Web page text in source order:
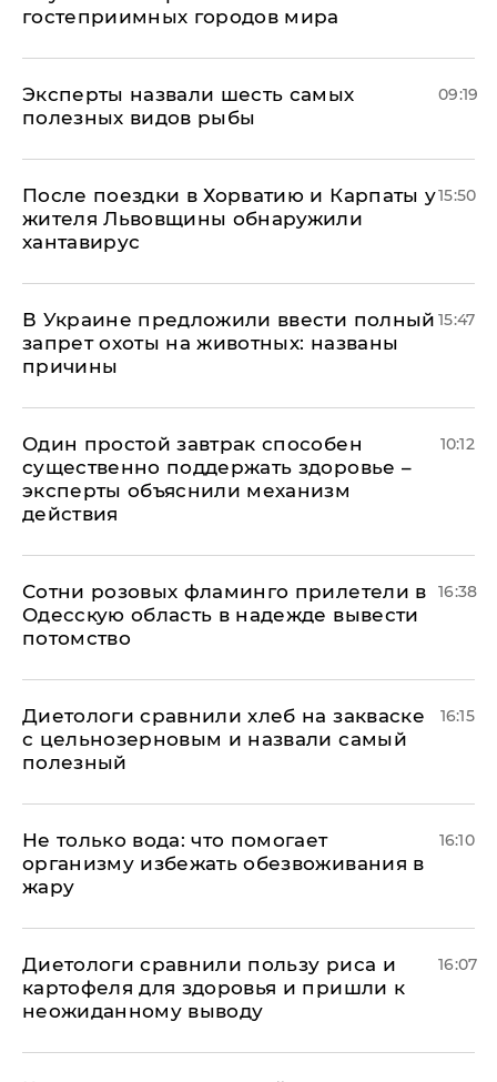
гостеприимных городов мира
Эксперты назвали шесть самых
полезных видов рыбы
09:19
После поездки в Хорватию и Карпаты у
жителя Львовщины обнаружили
хантавирус
15:50
В Украине предложили ввести полный
запрет охоты на животных: названы
причины
15:47
Один простой завтрак способен
существенно поддержать здоровье –
эксперты объяснили механизм
действия
10:12
Сотни розовых фламинго прилетели в
Одесскую область в надежде вывести
потомство
16:38
Диетологи сравнили хлеб на закваске
с цельнозерновым и назвали самый
полезный
16:15
Не только вода: что помогает
организму избежать обезвоживания в
жару
16:10
Диетологи сравнили пользу риса и
картофеля для здоровья и пришли к
неожиданному выводу
16:07